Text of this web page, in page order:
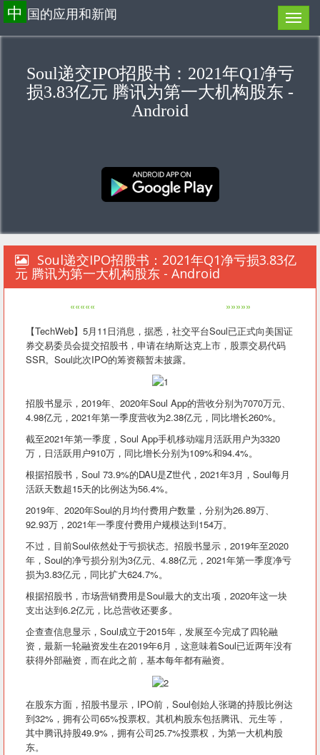
中 国的应用和新闻
Soul递交IPO招股书：2021年Q1净亏
损3.83亿元 腾讯为第一大机构股东 -
Android
Soul递交IPO招股书：2021年Q1净亏损3.83亿
元 腾讯为第一大机构股东 - Android
«««««
»»»»»
【TechWeb】5月11日消息，据悉，社交平台Soul已正式向美国证
券交易委员会提交招股书，申请在纳斯达克上市，股票交易代码
SSR。Soul此次IPO的筹资额暂未披露。
招股书显示，2019年、2020年Soul App的营收分别为7070万元、
4.98亿元，2021年第一季度营收为2.38亿元，同比增长260%。
截至2021年第一季度，Soul App手机移动端月活跃用户为3320
万，日活跃用户910万，同比增长分别为109%和94.4%。
根据招股书，Soul 73.9%的DAU是Z世代，2021年3月，Soul每月
活跃天数超15天的比例达为56.4%。
2019年、2020年Soul的月均付费用户数量，分别为26.89万、
92.93万，2021年一季度付费用户规模达到154万。
不过，目前Soul依然处于亏损状态。招股书显示，2019年至2020
年，Soul的净亏损分别为3亿元、4.88亿元，2021年第一季度净亏
损为3.83亿元，同比扩大624.7%。
根据招股书，市场营销费用是Soul最大的支出项，2020年这一块
支出达到6.2亿元，比总营收还要多。
企查查信息显示，Soul成立于2015年，发展至今完成了四轮融
资，最新一轮融资发生在2019年6月，这意味着Soul已近两年没有
获得外部融资，而在此之前，基本每年都有融资。
在股东方面，招股书显示，IPO前，Soul创始人张璐的持股比例达
到32%，拥有公司65%投票权。其机构股东包括腾讯、元生等，
其中腾讯持股49.9%，拥有公司25.7%投票权，为第一大机构股
东。